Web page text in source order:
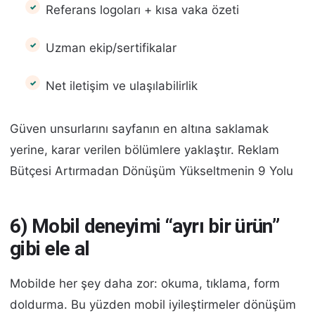
Referans logoları + kısa vaka özeti
Uzman ekip/sertifikalar
Net iletişim ve ulaşılabilirlik
Güven unsurlarını sayfanın en altına saklamak
yerine, karar verilen bölümlere yaklaştır. Reklam
Bütçesi Artırmadan Dönüşüm Yükseltmenin 9 Yolu
6) Mobil deneyimi “ayrı bir ürün”
gibi ele al
Mobilde her şey daha zor: okuma, tıklama, form
doldurma. Bu yüzden mobil iyileştirmeler dönüşüm